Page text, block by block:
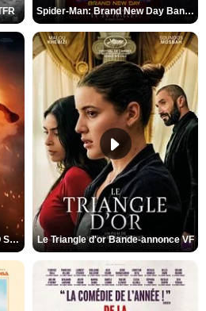
Spider-Man: Brand New Day Bande-annonce VO STFR
L'Odyssée Bande-annonce VO STFR Le Triangle d'or Bande-annonce VF